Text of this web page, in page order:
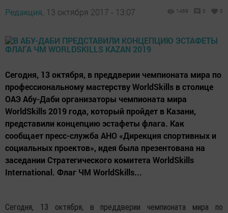
Редакция, 13 октября 2017 - 13:07 1469 0 0
Сегодня, 13 октября, в преддверии чемпионата мира по
профессиональному мастерству WorldSkills в столице
ОАЭ Абу-Даби организаторы чемпионата мира
WorldSkills 2019 года, который пройдет в Казани,
представили концепцию эстафеты флага. Как
сообщает пресс-служба АНО «Дирекция спортивных и
социальных проектов», идея была презентована на
заседании Стратегического комитета WorldSkills
International. Флаг ЧМ WorldSkills...
Сегодня, 13 октября, в преддверии чемпионата мира по